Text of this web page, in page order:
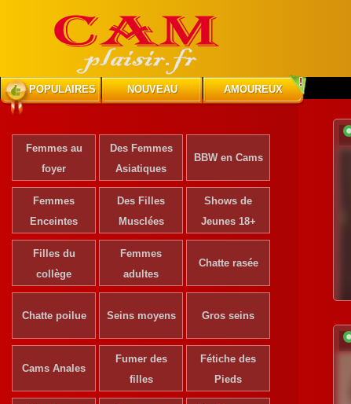
POPULAIRES NOUVEAU AMOUREUX
Femmes au
foyer
Des Femmes
Asiatiques
BBW en Cams
Femmes
Enceintes
Des Filles
Musclées
Shows de
Jeunes 18+
Filles du
collège
Femmes
adultes
Chatte rasée
Chatte poilue Seins moyens Gros seins
Cams Anales
Fumer des
filles
Fétiche des
Pieds